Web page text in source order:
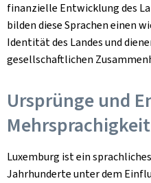
finanzielle Entwicklung des
bilden diese Sprachen einen
Identität des Landes und
gesellschaftlichen
Ursprünge und
Luxemburg ist ein
Jahrhunderte unter dem